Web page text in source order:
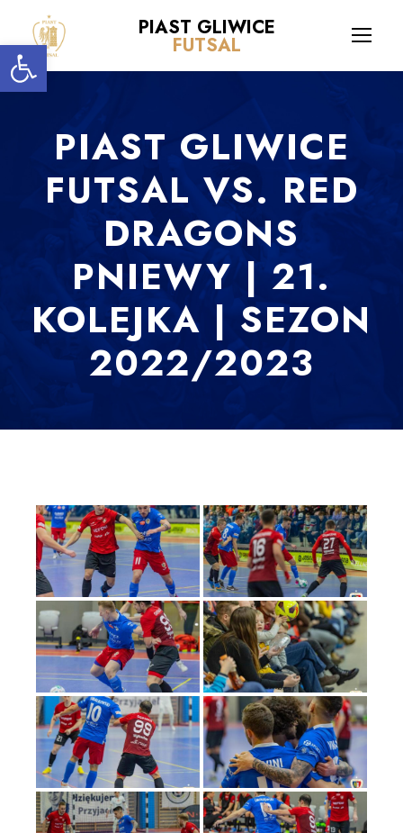
Open toolbar
PIAST GLIWICE
FUTSAL
PIAST GLIWICE
FUTSAL VS. RED
DRAGONS
PNIEWY | 21.
KOLEJKA | SEZON
2022/2023